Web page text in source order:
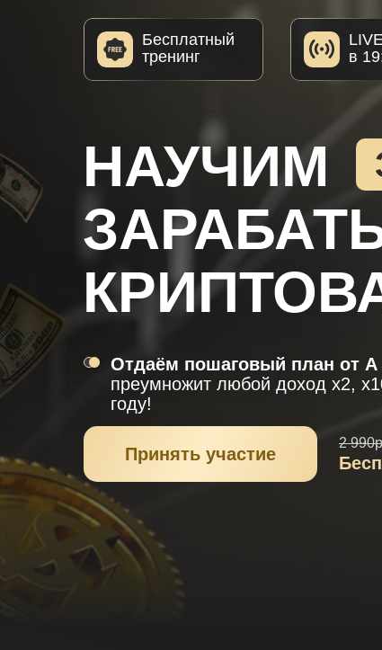
НАУЧИМ
2 990р
Отдаём пошаговый план от
преумножит любой доход х2,
году!
Бесплатный
тренинг
в
Принять участие